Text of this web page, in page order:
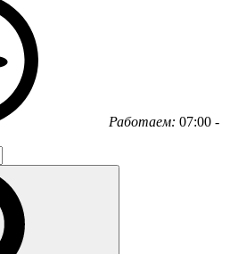
Работаем: 07:00 -